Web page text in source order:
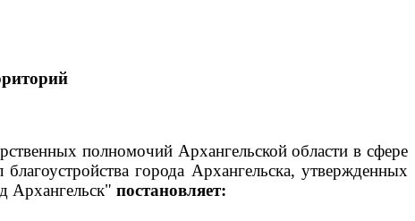
полномочий Архангельской области в сфере
города Архангельска, утвержденных
Архангельск" постановляет: